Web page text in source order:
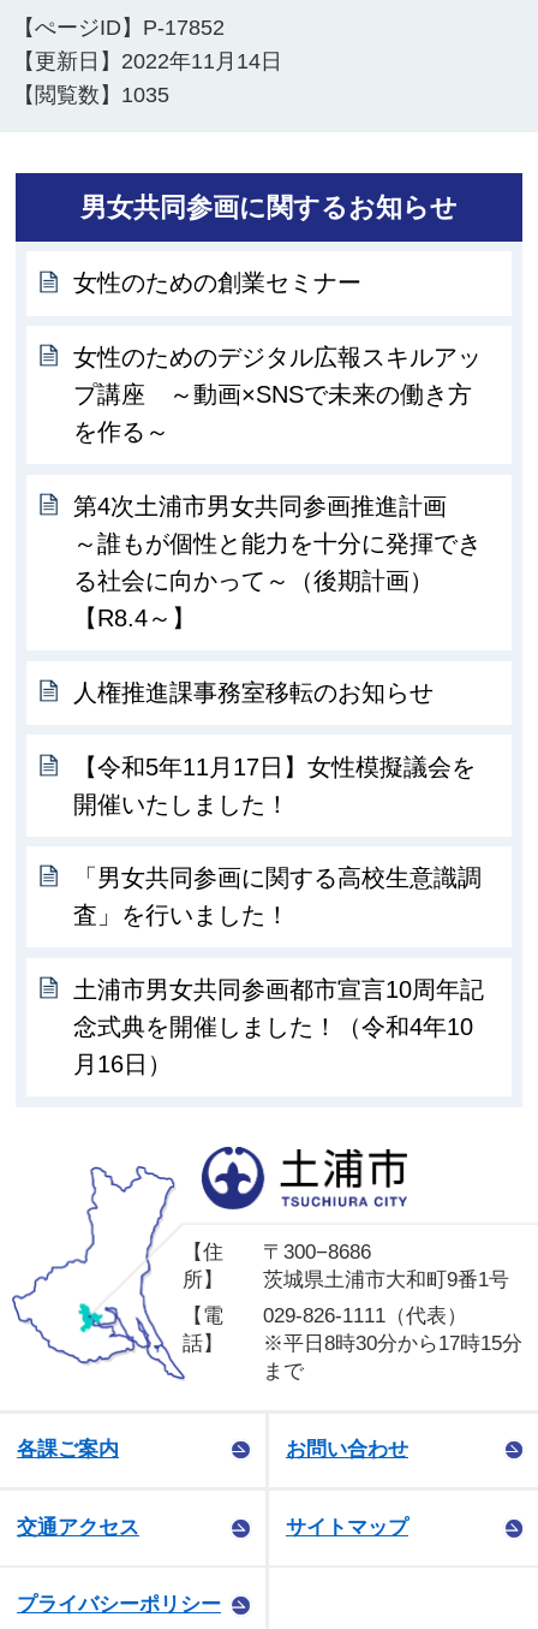
【ぺージID】 P-17852
【更新日】 2022年11月14日
【閲覧数】 1035
男女共同参画に関するお知らせ
女性のための創業セミナー
女性のためのデジタル広報スキルアッ
プ講座 ～動画×SNSで未来の働き方
を作る～
第4次土浦市男女共同参画推進計画
～誰もが個性と能力を十分に発揮でき
る社会に向かって～（後期計画）
【R8.4～】
人権推進課事務室移転のお知らせ
【令和5年11月17日】女性模擬議会を
開催いたしました！
「男女共同参画に関する高校生意識調
査」を行いました！
土浦市男女共同参画都市宣言10周年記
念式典を開催しました！（令和4年10
月16日）
【住
所】
〒300−8686
茨城県土浦市大和町9番1号
【電
話】
029-826-1111（代表）
※平日8時30分から17時15分
まで
各課ご案内 お問い合わせ
交通アクセス サイトマップ
プライバシーポリシー